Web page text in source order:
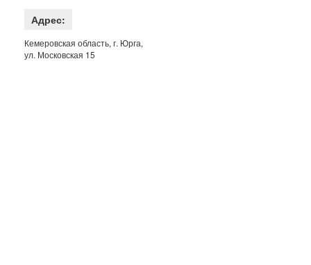
Адрес:
Кемеровская область, г. Юрга,
ул. Московская 15